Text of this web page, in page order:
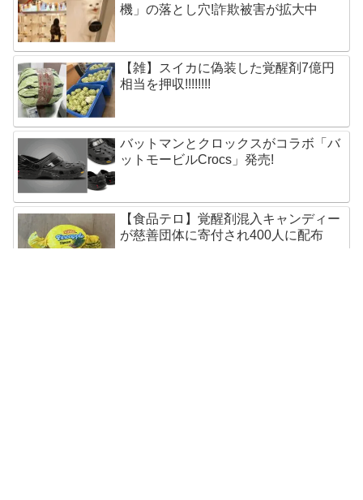
機」の落とし穴!詐欺被害が拡大中
【雑】スイカに偽装した覚醒剤7億円
相当を押収!!!!!!!!
バットマンとクロックスがコラボ「バ
ットモービルCrocs」発売!
【食品テロ】覚醒剤混入キャンディー
が慈善団体に寄付され400人に配布